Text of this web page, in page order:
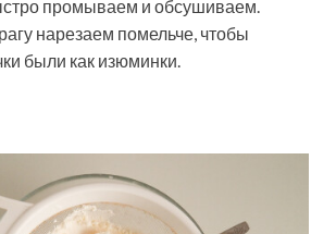
промываем и обсушиваем.
нарезаем помельче, чтобы
были как изюминки.